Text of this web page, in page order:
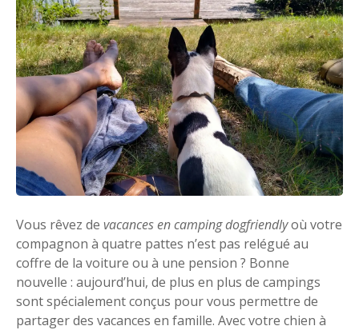
Vous rêvez de vacances en camping dogfriendlyoù votre
compagnon à quatre pattes n’est pas relégué au
coffre de la voiture ou à une pension ? Bonne
nouvelle : aujourd’hui, de plus en plus de campings
sont spécialement conçus pour vous permettre de
partager des vacances en famille. Avec votre chien à